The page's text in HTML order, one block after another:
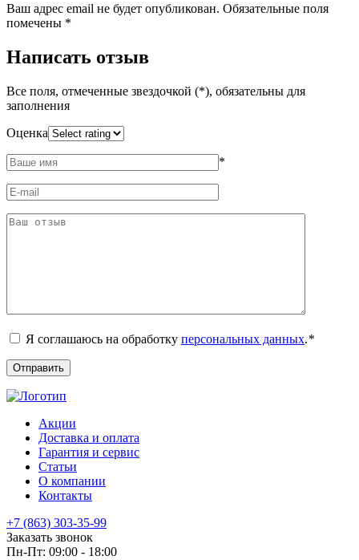
Ваш адрес email не будет опубликован. Обязательные поля
помечены *
Написать отзыв
Все поля, отмеченные звездочкой (*), обязательны для
заполнения
Оценка
*
Я соглашаюсь на обработку персональных данных.*
Акции
Доставка и оплата
Гарантия и сервис
Статьи
О компании
Контакты
+7 (863) 303-35-99
Заказать звонок
Пн-Пт: 09:00 - 18:00